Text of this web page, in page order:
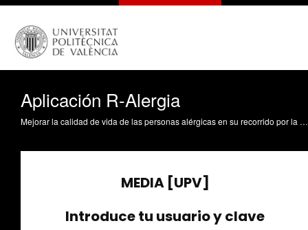
Aplicación R-Alergia
Mejorar la calidad de vida de las personas alérgicas en su recorrido por la ciudad de Valencia. Es la pretensión de la aplicación R-alergia creada conjuntamente por investigadores de la Universitat Politècnica de Valencia, el Instituto de Investigación Sanitaria del Hospital La Fe y el Instituto Cartográfico Valenciano.